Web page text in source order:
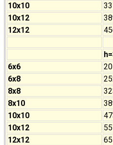
10х10
10х12
12х12
6х6
6х8
8х8
8х10
10х10
10х12
12х12